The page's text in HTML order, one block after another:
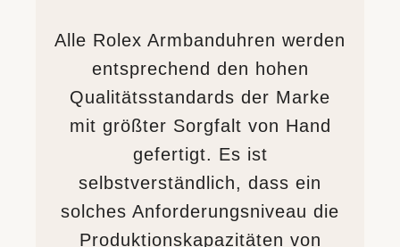
Alle Rolex Armbanduhren werden
entsprechend den hohen
Qualitätsstandards der Marke
mit größter Sorgfalt von Hand
gefertigt. Es ist
selbstverständlich, dass ein
solches Anforderungsniveau die
Produktions­kapazitäten von